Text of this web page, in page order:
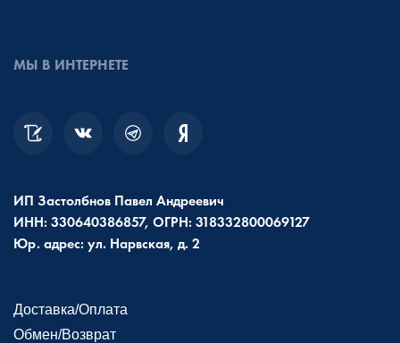
МЫ В ИНТЕРНЕТЕ
ИП Застолбнов Павел Андреевич
ИНН: 330640386857, ОГРН: 318332800069127
Юр. адрес: ул. Нарвская, д. 2
Доставка/Оплата
Обмен/Возврат